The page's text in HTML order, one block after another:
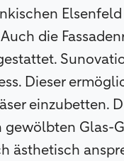
die
Dieser
einzubetten.
gewölbten Glas-
ästhetisch